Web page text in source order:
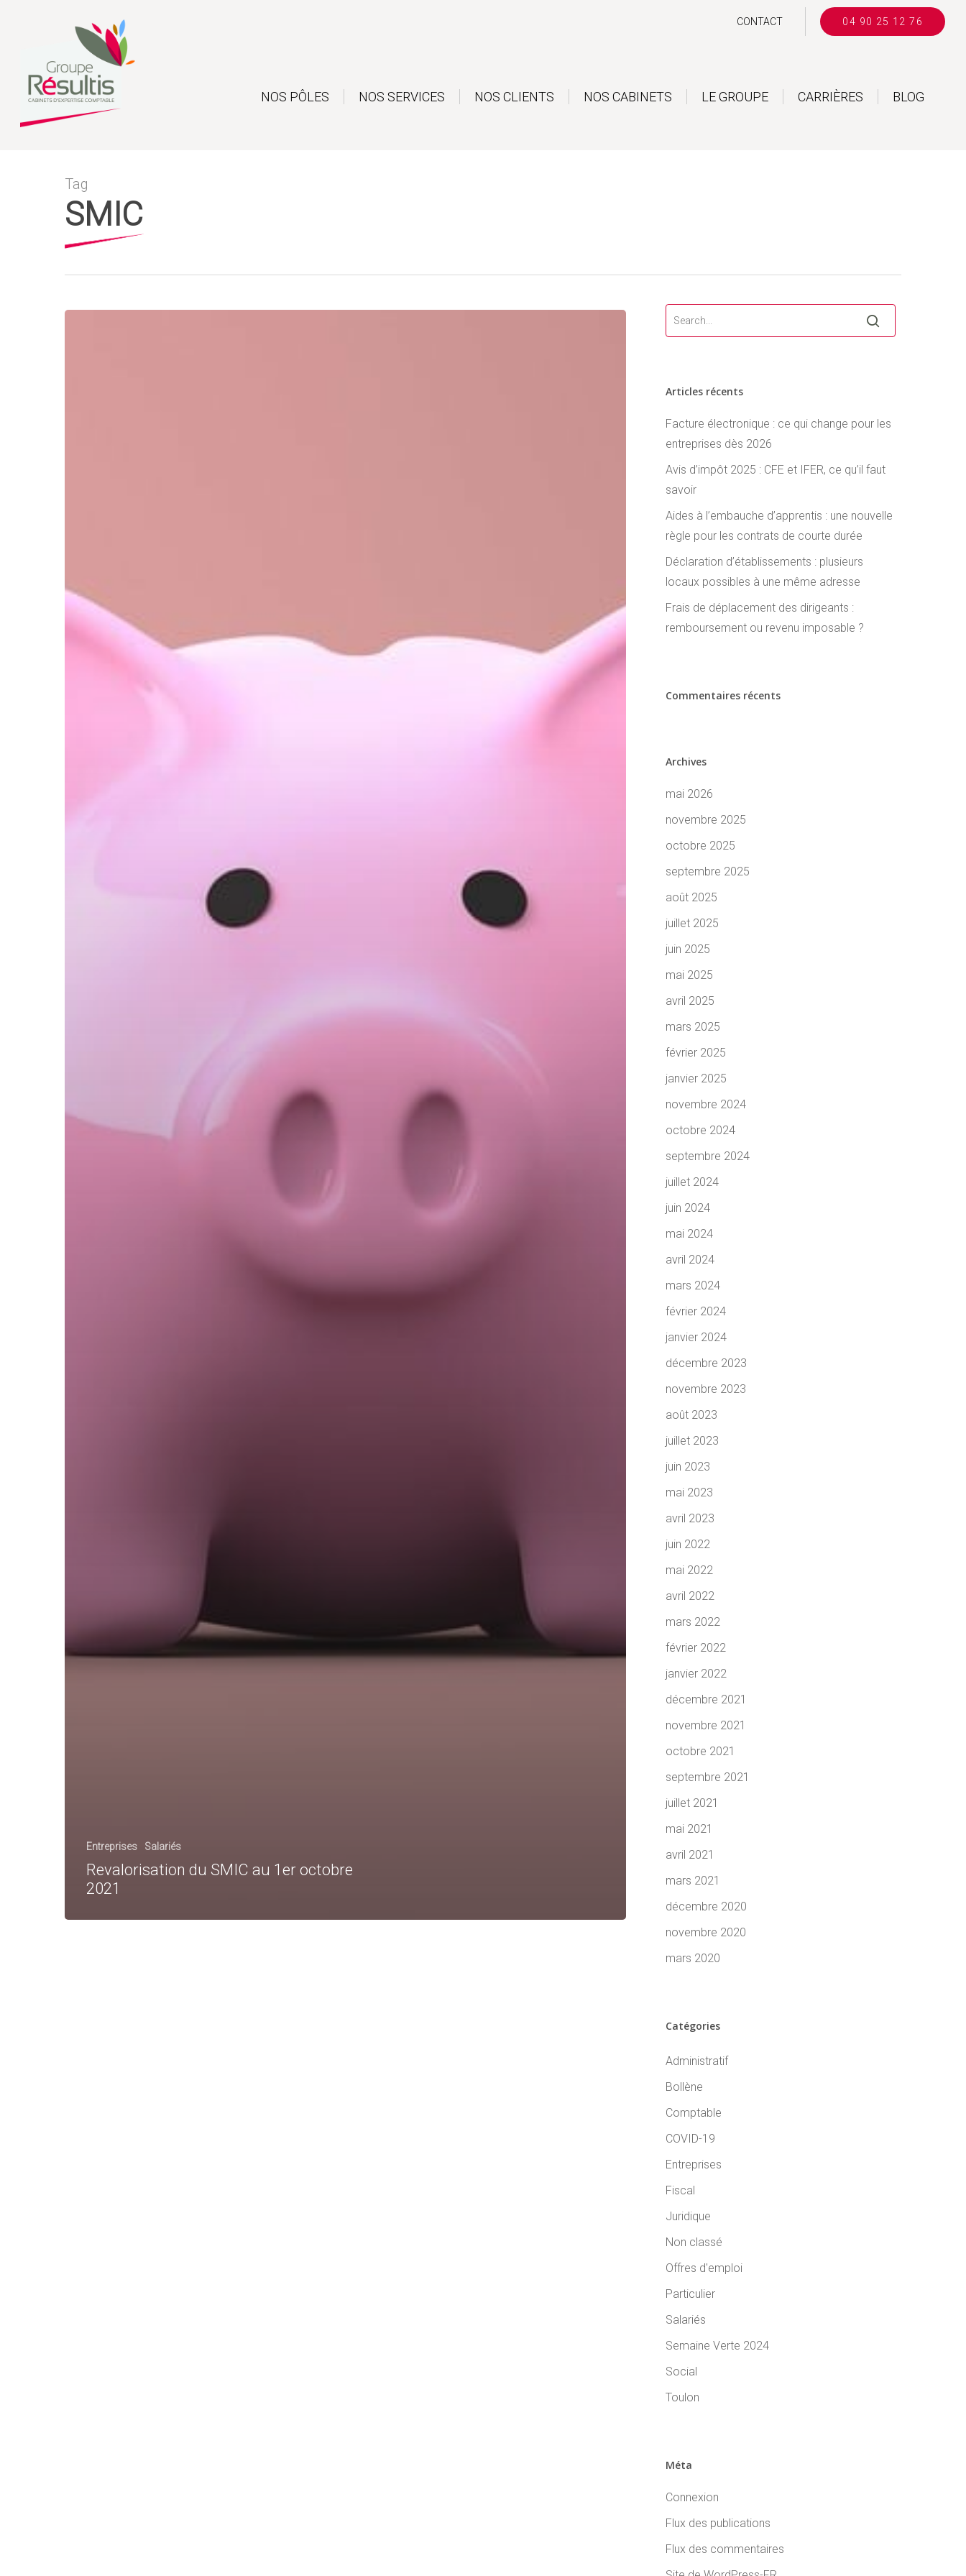
CONTACT 04 90 25 12 76
NOS PÔLES NOS SERVICES NOS CLIENTS NOS CABINETS LE GROUPE CARRIÈRES BLOG
Tag
SMIC
Entreprises Salariés
Revalorisation du SMIC au 1er octobre
2021
Articles récents
Facture électronique : ce qui change pour les
entreprises dès 2026
Avis d’impôt 2025 : CFE et IFER, ce qu’il faut
savoir
Aides à l’embauche d’apprentis : une nouvelle
règle pour les contrats de courte durée
Déclaration d’établissements : plusieurs
locaux possibles à une même adresse
Frais de déplacement des dirigeants :
remboursement ou revenu imposable ?
Commentaires récents
Archives
mai 2026
novembre 2025
octobre 2025
septembre 2025
août 2025
juillet 2025
juin 2025
mai 2025
avril 2025
mars 2025
février 2025
janvier 2025
novembre 2024
octobre 2024
septembre 2024
juillet 2024
juin 2024
mai 2024
avril 2024
mars 2024
février 2024
janvier 2024
décembre 2023
novembre 2023
août 2023
juillet 2023
juin 2023
mai 2023
avril 2023
juin 2022
mai 2022
avril 2022
mars 2022
février 2022
janvier 2022
décembre 2021
novembre 2021
octobre 2021
septembre 2021
juillet 2021
mai 2021
avril 2021
mars 2021
décembre 2020
novembre 2020
mars 2020
Catégories
Administratif
Bollène
Comptable
COVID-19
Entreprises
Fiscal
Juridique
Non classé
Offres d'emploi
Particulier
Salariés
Semaine Verte 2024
Social
Toulon
Méta
Connexion
Flux des publications
Flux des commentaires